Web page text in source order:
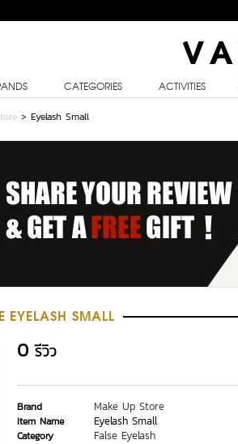
CATEGORIES ACTIVITIES
> Eyelash Small
EYELASH SMALL
0 รีวิว
Brand Make Up Store
Item Name Eyelash Small
Category False Eyelash